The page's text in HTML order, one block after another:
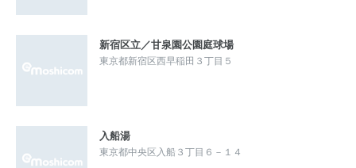
新宿区立／甘泉園公園庭球場
東京都新宿区西早稲田３丁目５
入船湯
東京都中央区入船３丁目６－１４